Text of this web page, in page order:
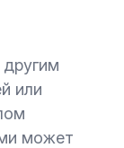
или
может